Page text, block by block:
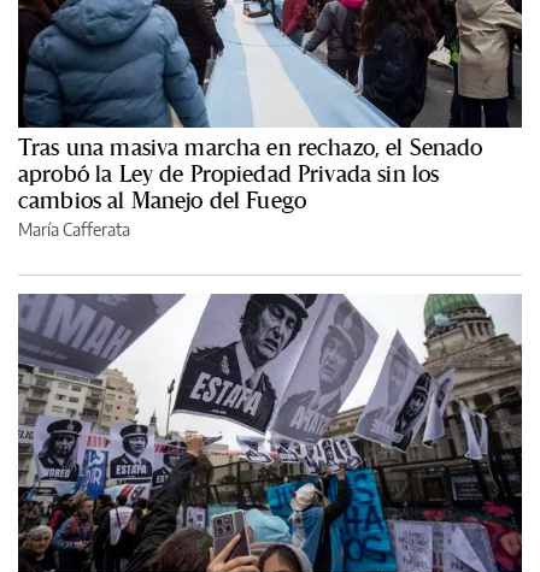
Tras una masiva marcha en rechazo, el Senado
aprobó la Ley de Propiedad Privada sin los
cambios al Manejo del Fuego
María Cafferata